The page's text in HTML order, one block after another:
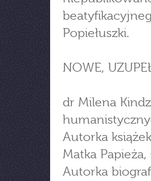
Popiełuszki.
NOWE,
dr Milena
Autorka
Matka
Autorka